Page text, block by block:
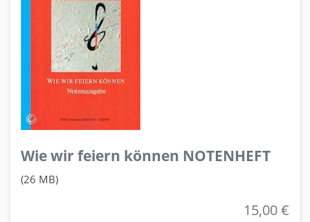
Wie wir feiern können NOTENHEFT
(26 MB)
15,00 €